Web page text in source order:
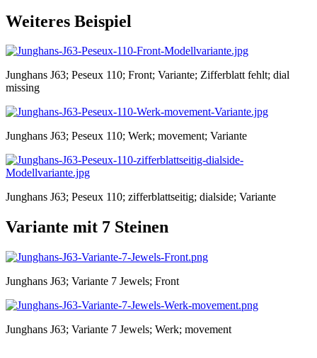
Weiteres Beispiel
Junghans J63; Peseux 110; Front; Variante; Zifferblatt fehlt; dial
missing
Junghans J63; Peseux 110; Werk; movement; Variante
Junghans J63; Peseux 110; zifferblattseitig; dialside; Variante
Variante mit 7 Steinen
Junghans J63; Variante 7 Jewels; Front
Junghans J63; Variante 7 Jewels; Werk; movement